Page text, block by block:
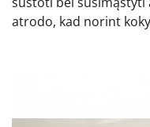
atrodo, kad norint